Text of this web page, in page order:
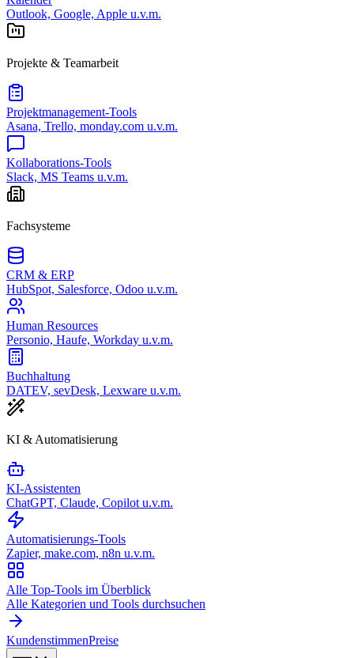
Outlook, Google, Apple u.v.m.
Projekte & Teamarbeit
Projektmanagement-Tools
Asana, Trello, monday.com u.v.m.
Kollaborations-Tools
Slack, MS Teams u.v.m.
Fachsysteme
CRM & ERP
HubSpot, Salesforce, Odoo u.v.m.
Human Resources
Personio, Haufe, Workday u.v.m.
Buchhaltung
DATEV, sevDesk, Lexware u.v.m.
KI & Automatisierung
KI-Assistenten
ChatGPT, Claude, Copilot u.v.m.
Automatisierungs-Tools
Zapier, make.com, n8n u.v.m.
Alle Top-Tools im Überblick
Alle Kategorien und Tools durchsuchen
KundenstimmenPreise